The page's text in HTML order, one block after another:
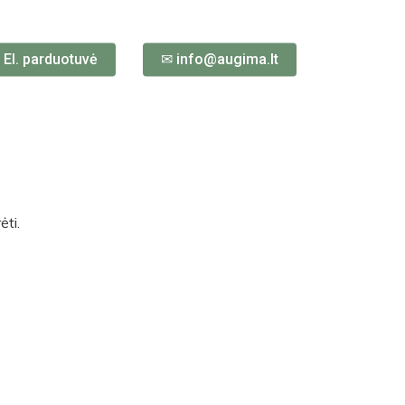
El. parduotuvė ✉ info@augima.lt